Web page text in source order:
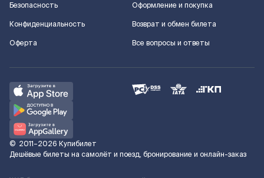
Безопасность
Конфиденциальность
Оферта
Оформление и покупка
Возврат и обмен билета
Все вопросы и ответы
© 2011–2026 Купибилет
Дешёвые билеты на самолёт и поезд, бронирование и онлайн-заказ